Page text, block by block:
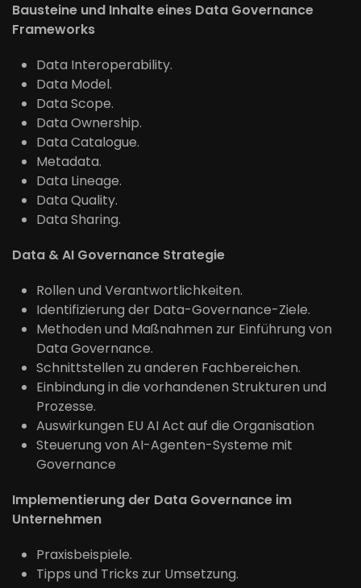
Bausteine und Inhalte eines Data Governance
Frameworks
Data Interoperability.
Data Model.
Data Scope.
Data Ownership.
Data Catalogue.
Metadata.
Data Lineage.
Data Quality.
Data Sharing.
Data & AI Governance Strategie
Rollen und Verantwortlichkeiten.
Identifizierung der Data-Governance-Ziele.
Methoden und Maßnahmen zur Einführung von
Data Governance.
Schnittstellen zu anderen Fachbereichen.
Einbindung in die vorhandenen Strukturen und
Prozesse.
Auswirkungen EU AI Act auf die Organisation
Steuerung von AI-Agenten-Systeme mit
Governance
Implementierung der Data Governance im
Unternehmen
Praxisbeispiele.
Tipps und Tricks zur Umsetzung.